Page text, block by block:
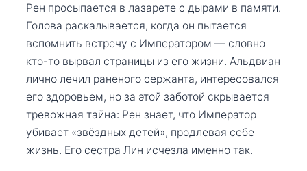
Рен просыпается в лазарете с дырами в памяти.
Голова раскалывается, когда он пытается
вспомнить встречу с Императором — словно
кто-то вырвал страницы из его жизни. Альдвиан
лично лечил раненого сержанта, интересовался
его здоровьем, но за этой заботой скрывается
тревожная тайна: Рен знает, что Император
убивает «звёздных детей», продлевая себе
жизнь. Его сестра Лин исчезла именно так.